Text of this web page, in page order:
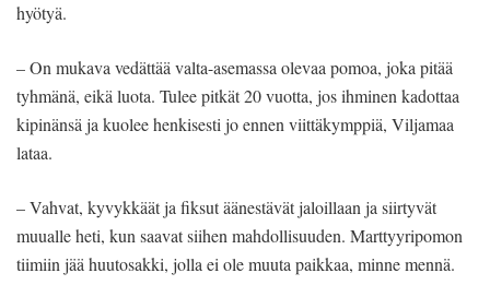
hyötyä.
– On mukava vedättää valta-asemassa olevaa pomoa, joka pitää
tyhmänä, eikä luota. Tulee pitkät 20 vuotta, jos ihminen kadottaa
kipinänsä ja kuolee henkisesti jo ennen viittäkymppiä, Viljamaa
lataa.
– Vahvat, kyvykkäät ja fiksut äänestävät jaloillaan ja siirtyvät
muualle heti, kun saavat siihen mahdollisuuden. Marttyyripomon
tiimiin jää huutosakki, jolla ei ole muuta paikkaa, minne mennä.